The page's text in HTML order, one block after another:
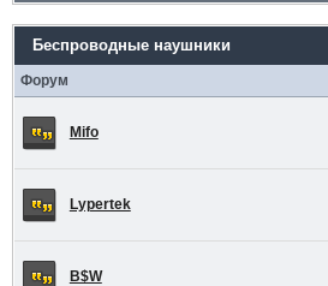
Беспроводные наушники
Форум
Mifo
Lypertek
B$W